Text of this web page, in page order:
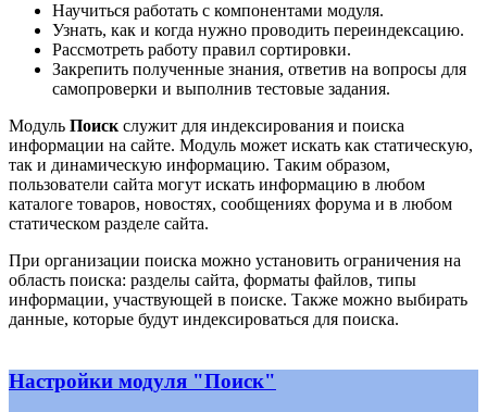
Научиться работать с компонентами модуля.
Узнать, как и когда нужно проводить переиндексацию.
Рассмотреть работу правил сортировки.
Закрепить полученные знания, ответив на вопросы для
самопроверки и выполнив тестовые задания.
Модуль Поиск служит для индексирования и поиска
информации на сайте. Модуль может искать как статическую,
так и динамическую информацию. Таким образом,
пользователи сайта могут искать информацию в любом
каталоге товаров, новостях, сообщениях форума и в любом
статическом разделе сайта.
При организации поиска можно установить ограничения на
область поиска: разделы сайта, форматы файлов, типы
информации, участвующей в поиске. Также можно выбирать
данные, которые будут индексироваться для поиска.
Настройки модуля "Поиск"